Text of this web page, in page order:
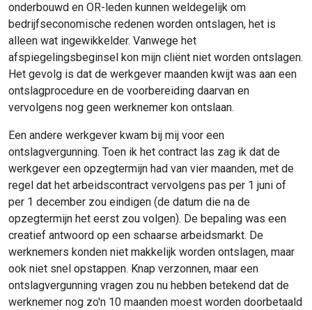
onderbouwd en OR-leden kunnen weldegelijk om
bedrijfseconomische redenen worden ontslagen, het is
alleen wat ingewikkelder. Vanwege het
afspiegelingsbeginsel kon mijn cliënt niet worden ontslagen.
Het gevolg is dat de werkgever maanden kwijt was aan een
ontslagprocedure en de voorbereiding daarvan en
vervolgens nog geen werknemer kon ontslaan.
Een andere werkgever kwam bij mij voor een
ontslagvergunning. Toen ik het contract las zag ik dat de
werkgever een opzegtermijn had van vier maanden, met de
regel dat het arbeidscontract vervolgens pas per 1 juni of
per 1 december zou eindigen (de datum die na de
opzegtermijn het eerst zou volgen). De bepaling was een
creatief antwoord op een schaarse arbeidsmarkt. De
werknemers konden niet makkelijk worden ontslagen, maar
ook niet snel opstappen. Knap verzonnen, maar een
ontslagvergunning vragen zou nu hebben betekend dat de
werknemer nog zo'n 10 maanden moest worden doorbetaald